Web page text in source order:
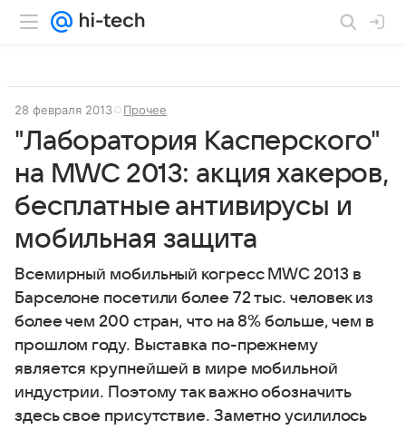
28 февраля 2013 Прочее
"Лаборатория Касперского"
на MWC 2013: акция хакеров,
бесплатные антивирусы и
мобильная защита
Всемирный мобильный когресс MWC 2013 в
Барселоне посетили более 72 тыс. человек из
более чем 200 стран, что на 8% больше, чем в
прошлом году. Выставка по-прежнему
является крупнейшей в мире мобильной
индустрии. Поэтому так важно обозначить
здесь свое присутствие. Заметно усилилось